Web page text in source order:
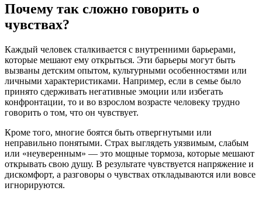
Почему так сложно говорить о
чувствах?
Каждый человек сталкивается с внутренними барьерами,
которые мешают ему открыться. Эти барьеры могут быть
вызваны детским опытом, культурными особенностями или
личными характеристиками. Например, если в семье было
принято сдерживать негативные эмоции или избегать
конфронтации, то и во взрослом возрасте человеку трудно
говорить о том, что он чувствует.
Кроме того, многие боятся быть отвергнутыми или
неправильно понятыми. Страх выглядеть уязвимым, слабым
или «неуверенным» — это мощные тормоза, которые мешают
открывать свою душу. В результате чувствуется напряжение и
дискомфорт, а разговоры о чувствах откладываются или вовсе
игнорируются.